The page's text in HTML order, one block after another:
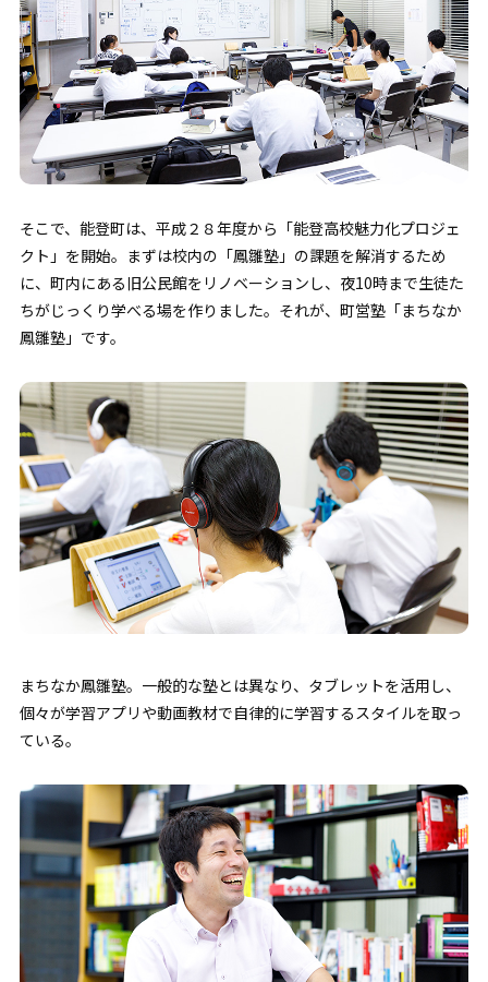
そこで、能登町は、平成２８年度から「能登高校魅力化プロジェ
クト」を開始。まずは校内の「鳳雛塾」の課題を解消するため
に、町内にある旧公民館をリノベーションし、夜10時まで生徒た
ちがじっくり学べる場を作りました。それが、町営塾「まちなか
鳳雛塾」です。
まちなか鳳雛塾。一般的な塾とは異なり、タブレットを活用し、
個々が学習アプリや動画教材で自律的に学習するスタイルを取っ
ている。